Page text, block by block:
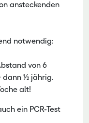
ansteckenden
notwendig:
von 6
dann ½ jährig.
alt!
ein PCR-Test